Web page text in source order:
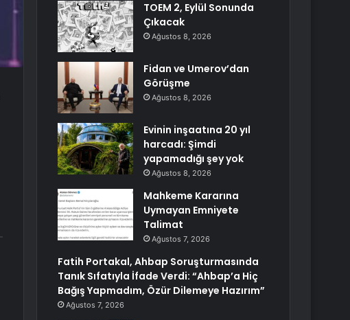
TOEM 2, Eylül Sonunda
Çıkacak
Ağustos 8, 2026
Fidan ve Umerov’dan
Görüşme
Ağustos 8, 2026
Evinin inşaatına 20 yıl
harcadı: Şimdi
yapamadığı şey yok
Ağustos 8, 2026
Mahkeme Kararına
Uymayan Emniyete
Talimat
Ağustos 7, 2026
Fatih Portakal, Ahbap Soruşturmasında
Tanık Sıfatıyla İfade Verdi: “Ahbap’a Hiç
Bağış Yapmadım, Özür Dilemeye Hazırım”
Ağustos 7, 2026